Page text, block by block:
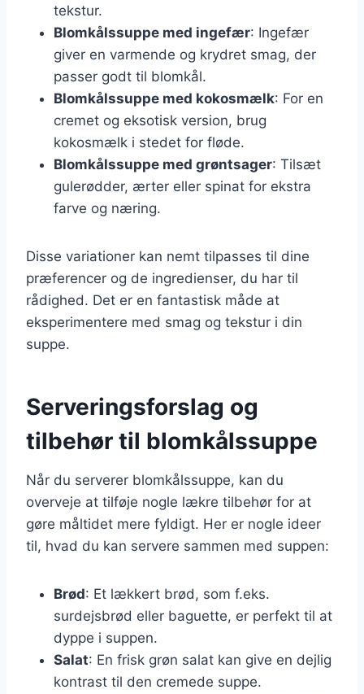
tekstur.
Blomkålssuppe med ingefær: Ingefær
giver en varmende og krydret smag, der
passer godt til blomkål.
Blomkålssuppe med kokosmælk: For en
cremet og eksotisk version, brug
kokosmælk i stedet for fløde.
Blomkålssuppe med grøntsager: Tilsæt
gulerødder, ærter eller spinat for ekstra
farve og næring.
Disse variationer kan nemt tilpasses til dine
præferencer og de ingredienser, du har til
rådighed. Det er en fantastisk måde at
eksperimentere med smag og tekstur i din
suppe.
Serveringsforslag og
tilbehør til blomkålssuppe
Når du serverer blomkålssuppe, kan du
overveje at tilføje nogle lækre tilbehør for at
gøre måltidet mere fyldigt. Her er nogle ideer
til, hvad du kan servere sammen med suppen:
Brød: Et lækkert brød, som f.eks.
surdejsbrød eller baguette, er perfekt til at
dyppe i suppen.
Salat: En frisk grøn salat kan give en dejlig
kontrast til den cremede suppe.